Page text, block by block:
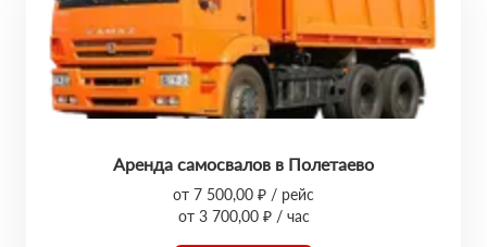
Аренда самосвалов в Полетаево
от 7 500,00 ₽ / рейс
от 3 700,00 ₽ / час